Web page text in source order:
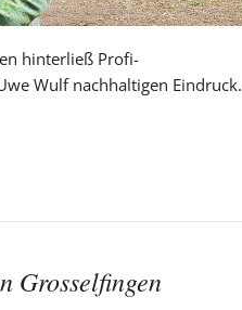
hinterließ Profi-
Wulf nachhaltigen Eindruck.
Grosselfingen